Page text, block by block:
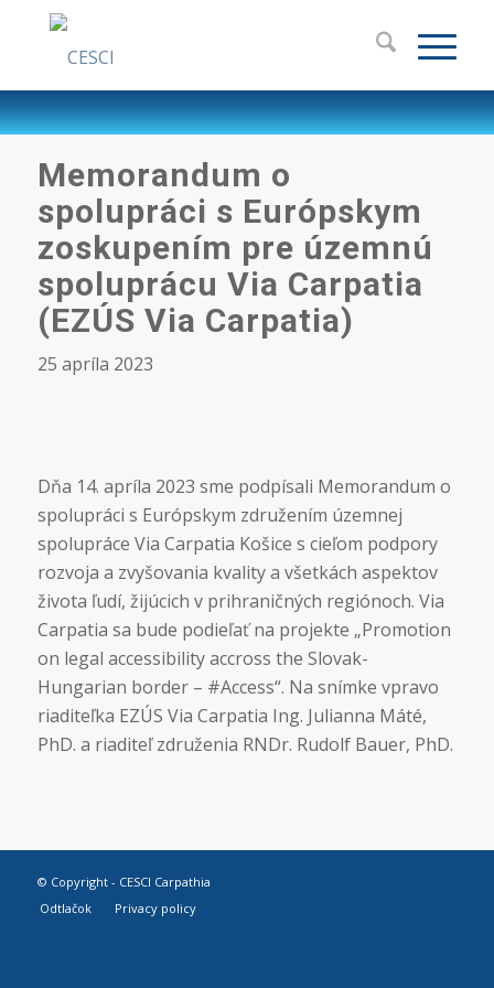
Memorandum o
spolupráci s Európskym
zoskupením pre územnú
spoluprácu Via Carpatia
(EZÚS Via Carpatia)
25 apríla 2023
Dňa 14. apríla 2023 sme podpísali Memorandum o
spolupráci s Európskym združením územnej
spolupráce Via Carpatia Košice s cieľom podpory
rozvoja a zvyšovania kvality a všetkách aspektov
života ľudí, žijúcich v prihraničných regiónoch. Via
Carpatia sa bude podieľať na projekte „Promotion
on legal accessibility accross the Slovak-
Hungarian border – #Access“. Na snímke vpravo
riaditeľka EZÚS Via Carpatia Ing. Julianna Máté,
PhD. a riaditeľ združenia RNDr. Rudolf Bauer, PhD.
© Copyright - CESCI Carpathia
Odtlačok
Privacy policy